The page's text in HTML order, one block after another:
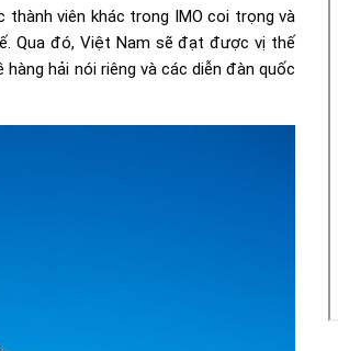
thành viên khác trong IMO coi trọng và
Qua đó, Việt Nam sẽ đạt được vị thế
hải nói riêng và các diễn đàn quốc